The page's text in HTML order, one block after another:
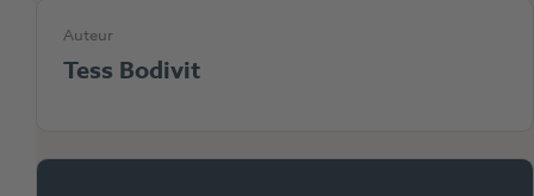
Auteur
Tess Bodivit